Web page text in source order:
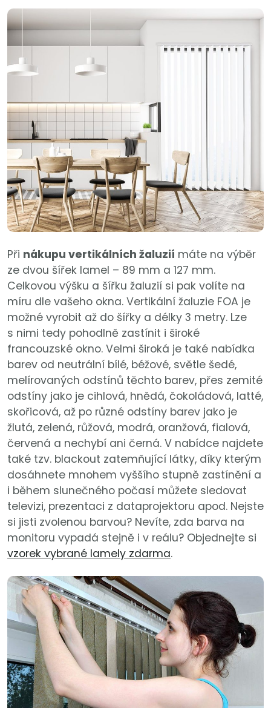
Při nákupu vertikálních žaluzií máte na výběr
ze dvou šířek lamel – 89 mm a 127 mm.
Celkovou výšku a šířku žaluzií si pak volíte na
míru dle vašeho okna. Vertikální žaluzie FOA je
možné vyrobit až do šířky a délky 3 metry. Lze
s nimi tedy pohodlně zastínit i široké
francouzské okno. Velmi široká je také nabídka
barev od neutrální bílé, béžové, světle šedé,
melírovaných odstínů těchto barev, přes zemité
odstíny jako je cihlová, hnědá, čokoládová, latté,
skořicová, až po různé odstíny barev jako je
žlutá, zelená, růžová, modrá, oranžová, fialová,
červená a nechybí ani černá. V nabídce najdete
také tzv. blackout zatemňující látky, díky kterým
dosáhnete mnohem vyššího stupně zastínění a
i během slunečného počasí můžete sledovat
televizi, prezentaci z dataprojektoru apod. Nejste
si jisti zvolenou barvou? Nevíte, zda barva na
monitoru vypadá stejně i v reálu? Objednejte si
vzorek vybrané lamely zdarma.